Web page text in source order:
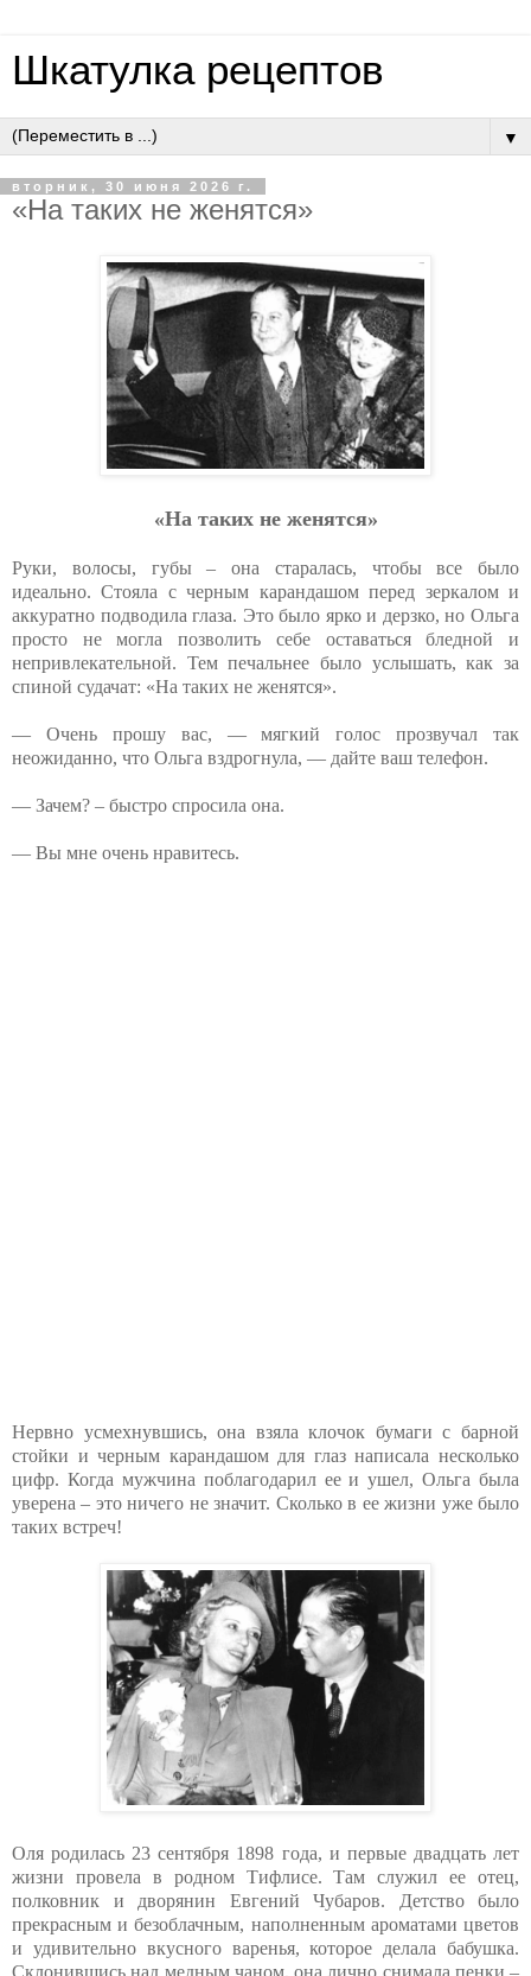
Шкатулка рецептов
▼
вторник, 30 июня 2026 г.
«Нa тaких нe жeнятcя»
«Нa тaких нe жeнятcя»
Руки, волосы, губы – она старалась, чтобы все было
идеально. Стояла с черным карандашом перед зеркалом и
аккуратно подводила глаза. Это было ярко и дерзко, но Ольга
просто не могла позволить себе оставаться бледной и
непривлекательной. Тем печальнее было услышать, как за
спиной судачат: «На таких не женятся».
— Очень прошу вас, — мягкий голос прозвучал так
неожиданно, что Ольга вздрогнула, — дайте ваш телефон.
— Зачем? – быстро спросила она.
— Вы мне очень нравитесь.
Нервно усмехнувшись, она взяла клочок бумаги с барной
стойки и черным карандашом для глаз написала несколько
цифр. Когда мужчина поблагодарил ее и ушел, Ольга была
уверена – это ничего не значит. Сколько в ее жизни уже было
таких встреч!
Оля родилась 23 сентября 1898 года, и первые двадцать лет
жизни провела в родном Тифлисе. Там служил ее отец,
полковник и дворянин Евгений Чубаров. Детство было
прекрасным и безоблачным, наполненным ароматами цветов
и удивительно вкусного варенья, которое делала бабушка.
Склонившись над медным чаном, она лично снимала пенки –